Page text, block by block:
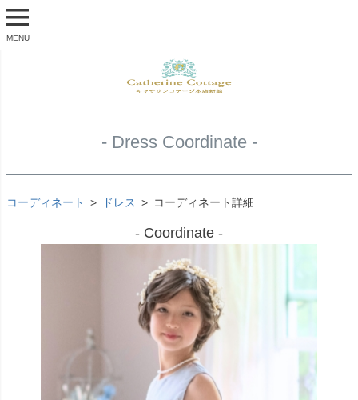
MENU
- Dress Coordinate -
コーディネート ドレス コーディネート詳細
- Coordinate -